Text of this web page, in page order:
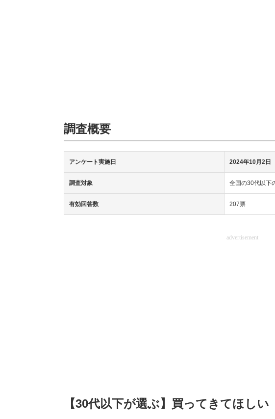
調査概要
アンケート実施日 2024年10月2日
調査対象 全国の30代以下
有効回答数 207票
advertisement
【30代以下が選ぶ】買ってきてほし